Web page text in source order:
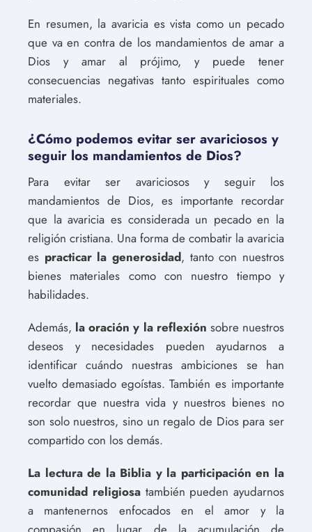
En resumen, la avaricia es vista como un pecado
que va en contra de los mandamientos de amar a
Dios y amar al prójimo, y puede tener
consecuencias negativas tanto espirituales como
materiales.
¿Cómo podemos evitar ser avariciosos y
seguir los mandamientos de Dios?
Para evitar ser avariciosos y seguir los
mandamientos de Dios, es importante recordar
que la avaricia es considerada un pecado en la
religión cristiana. Una forma de combatir la avaricia
es practicar la generosidad, tanto con nuestros
bienes materiales como con nuestro tiempo y
habilidades.
Además, la oración y la reflexión sobre nuestros
deseos y necesidades pueden ayudarnos a
identificar cuándo nuestras ambiciones se han
vuelto demasiado egoístas. También es importante
recordar que nuestra vida y nuestros bienes no
son solo nuestros, sino un regalo de Dios para ser
compartido con los demás.
La lectura de la Biblia y la participación en la
comunidad religiosatambién pueden ayudarnos
a mantenernos enfocados en el amor y la